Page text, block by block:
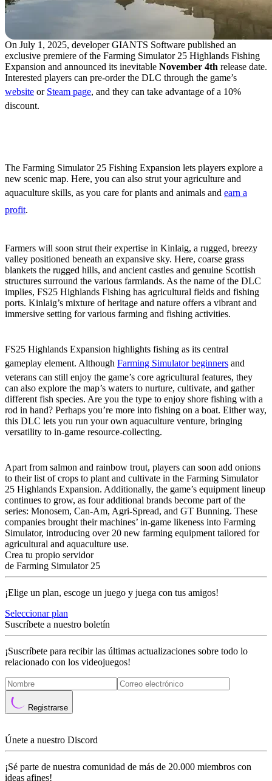
On July 1, 2025, developer GIANTS Software published an
exclusive premiere of the Farming Simulator 25 Highlands Fishing
Expansion and announced its inevitable November 4th release date.
Interested players can pre-order the DLC through the game’s
website or Steam page, and they can take advantage of a 10%
discount.
The Farming Simulator 25 Fishing Expansion lets players explore a
new scenic map. Here, you can also strut your agriculture and
aquaculture skills, as you care for plants and animals and earn a
profit.
Farmers will soon strut their expertise in Kinlaig, a rugged, breezy
valley positioned beneath an expansive sky. Here, coarse grass
blankets the rugged hills, and ancient castles and genuine Scottish
structures surround the various farmlands. As the name of the DLC
implies, FS25 Highlands Fishing has agricultural fields and fishing
ports. Kinlaig’s mixture of heritage and nature offers a vibrant and
immersive setting for various farming and fishing activities.
FS25 Highlands Expansion highlights fishing as its central
gameplay element. Although Farming Simulator beginners and
veterans can still enjoy the game’s core agricultural features, they
can also explore the map’s waters to nurture, cultivate, and gather
different fish species. Are you the type to enjoy shore fishing with a
rod in hand? Perhaps you’re more into fishing on a boat. Either way,
this DLC lets you run your own aquaculture venture, bringing
versatility to in-game resource-collecting.
Apart from salmon and rainbow trout, players can soon add onions
to their list of crops to plant and cultivate in the Farming Simulator
25 Highlands Expansion. Additionally, the game’s equipment lineup
continues to grow, as four additional brands become part of the
series: Monosem, Can-Am, Agri-Spread, and GT Bunning. These
companies brought their machines’ in-game likeness into Farming
Simulator, introducing over 20 new farming equipment tailored for
agricultural and aquaculture use.
Crea tu propio servidor
de Farming Simulator 25
¡Elige un plan, escoge un juego y juega con tus amigos!
Seleccionar plan
Suscríbete a nuestro boletín
¡Suscríbete para recibir las últimas actualizaciones sobre todo lo
relacionado con los videojuegos!
Registrarse
Únete a nuestro Discord
¡Sé parte de nuestra comunidad de más de 20.000 miembros con
ideas afines!